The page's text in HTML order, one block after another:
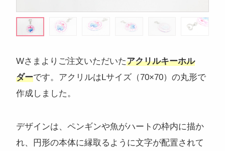
コンサートグッズ
アクリルグッズ
アクキー
キーホルダー アクリルスタンド
アクリルパネル
モーテルキー ライトバングルマスクケースパスケース
ペットボトルホルダー万年カレンダー
Wさまよりご注文いただいたアクリルキーホル
ダーです。アクリルはLサイズ（70×70）の丸形で
作成しました。
デザインは、ペンギンや魚がハートの枠内に描か
れ、円形の本体に縁取るように文字が配置されて